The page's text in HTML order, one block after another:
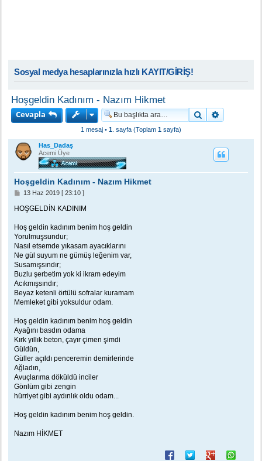
Sosyal medya hesaplarınızla hızlı KAYIT/GİRİŞ!
Hoşgeldin Kadınım - Nazım Hikmet
Cevapla
Ara
1 mesaj • 1 . sayfa (Toplam 1 sayfa)
Has_Dadaş
Acemi Üye
Hoşgeldin Kadınım - Nazım Hikmet
M
s
13 Haz 2019 [ 23:10 ]
HOŞGELDİN KADINIM
Hoş geldin kadınım benim hoş geldin
Yorulmuşsundur;
Nasıl etsemde yıkasam ayacıklarını
Ne gül suyum ne gümüş leğenim var,
Susamışsındır;
Buzlu şerbetim yok ki ikram edeyim
Acıkmışsındır;
Beyaz ketenli örtülü sofralar kuramam
Memleket gibi yoksuldur odam.
Hoş geldin kadınım benim hoş geldin
Ayağını basdın odama
Kırk yıllık beton, çayır çimen şimdi
Güldün,
Güller açıldı penceremin demirlerinde
Ağladın,
Avuçlarıma döküldü inciler
Gönlüm gibi zengin
hürriyet gibi aydınlık oldu odam...
Hoş geldin kadınım benim hoş geldin.
Nazım HİKMET